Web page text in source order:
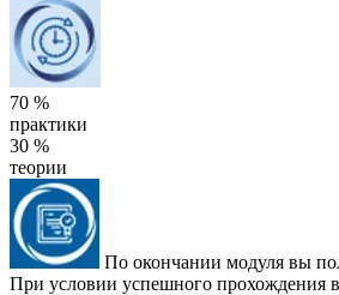
70 %
практики
30 %
теории
По окончании модуля вы
При условии успешного прохождения